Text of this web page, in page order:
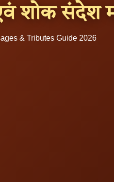
एवं शोक संदेश
& Tributes Guide 2026